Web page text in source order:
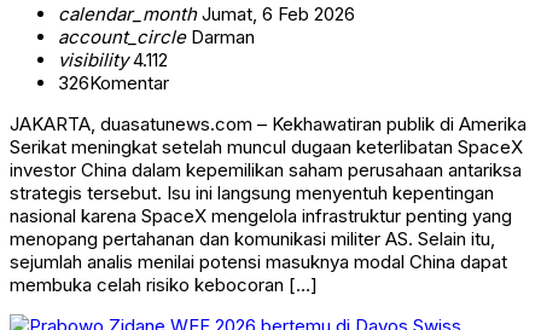
calendar_monthJumat, 6 Feb 2026
account_circleDarman
visibility4.112
326Komentar
JAKARTA, duasatunews.com – Kekhawatiran publik di Amerika
Serikat meningkat setelah muncul dugaan keterlibatan SpaceX
investor China dalam kepemilikan saham perusahaan antariksa
strategis tersebut. Isu ini langsung menyentuh kepentingan
nasional karena SpaceX mengelola infrastruktur penting yang
menopang pertahanan dan komunikasi militer AS. Selain itu,
sejumlah analis menilai potensi masuknya modal China dapat
membuka celah risiko kebocoran […]